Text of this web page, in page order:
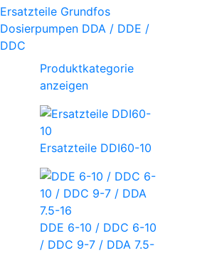
Ersatzteile Grundfos
Dosierpumpen DDA / DDE /
DDC
Produktkategorie
anzeigen
Ersatzteile DDI60-10
DDE 6-10 / DDC 6-10
/ DDC 9-7 / DDA 7.5-